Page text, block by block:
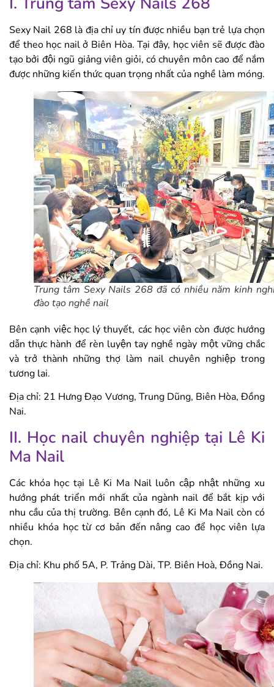
Sexy Nail 268 là địa chỉ uy tín được nhiều bạn trẻ lựa chọn
để theo học nail ở Biên Hòa. Tại đây, học viên sẽ được đào
tạo bởi đội ngũ giảng viên giỏi, có chuyên môn cao để nắm
được những kiến thức quan trọng nhất của nghề làm móng.
Trung tâm Sexy Nails 268 đã có nhiều năm kinh
đào tạo nghề nail
Bên cạnh việc học lý thuyết, các học viên còn được hướng
dẫn thực hành để rèn luyện tay nghề ngày một vững chắc
và trở thành những thợ làm nail chuyên nghiệp trong
tương lai.
Địa chỉ: 21 Hưng Đạo Vương, Trung Dũng, Biên Hòa, Đồng
Nai.
II. Học nail chuyên nghiệp tại Lê Ki
Ma Nail
Các khóa học tại Lê Ki Ma Nail luôn cập nhật những xu
hướng phát triển mới nhất của ngành nail để bắt kịp với
nhu cầu của thị trường. Bên cạnh đó, Lê Ki Ma Nail còn có
nhiều khóa học từ cơ bản đến nâng cao để học viên lựa
chọn.
Địa chỉ: Khu phố 5A, P. Trảng Dài, TP. Biên Hoà, Đồng Nai.